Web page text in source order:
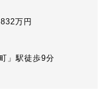
万円
」駅徒歩9分